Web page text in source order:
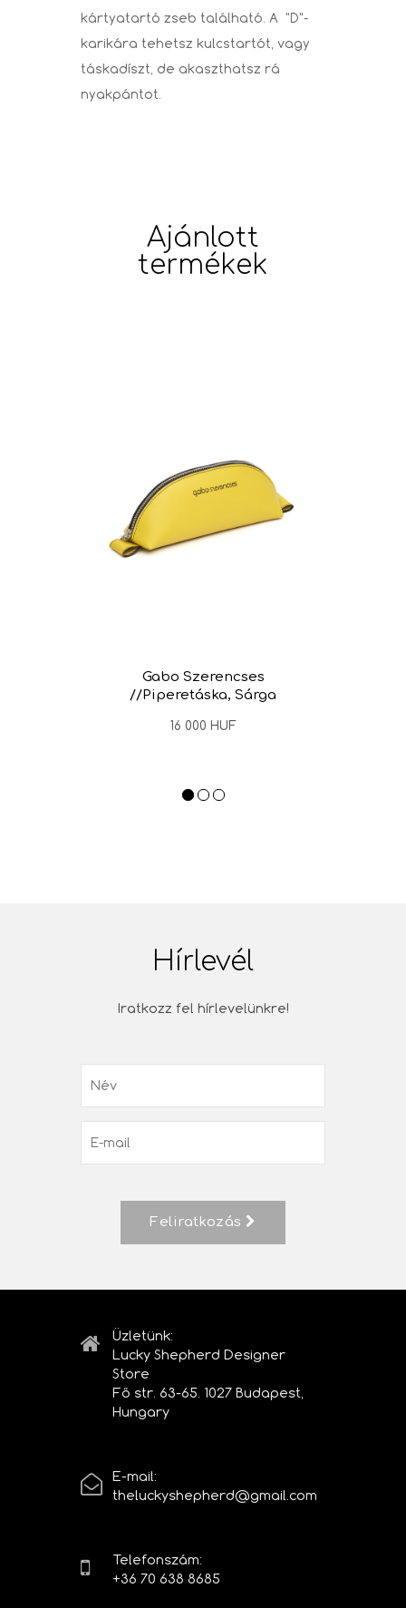
kártyatartó zseb található. A "D"-
karikára tehetsz kulcstartót, vagy
táskadíszt, de akaszthatsz rá
nyakpántot.
Ajánlott
termékek
Gabo Szerencses
//Piperetáska, Sárga
16 000 HUF
Hírlevél
Iratkozz fel hírlevelünkre!
Feliratkozás
Üzletünk:
Lucky Shepherd Designer
Store
Fő str. 63-65. 1027 Budapest,
Hungary
E-mail:
theluckyshepherd@gmail.com
Telefonszám:
+36 70 638 8685